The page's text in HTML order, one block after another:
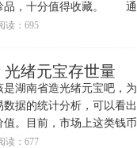
品，十分值得收藏。 通
读：695
绪元宝存世量
湖南省造光绪元宝吧，
据的统计分析，可以看
。目前，市场上这类钱
读：677